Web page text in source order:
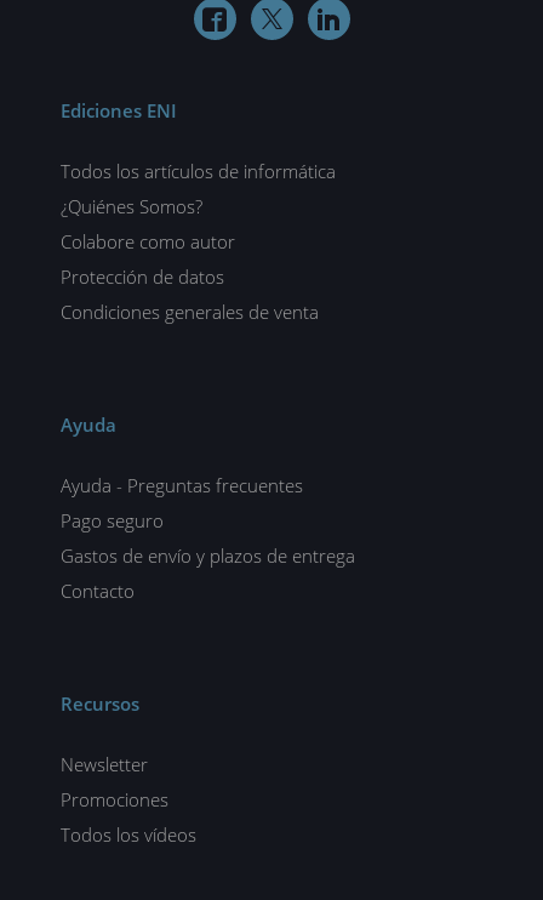
  
Ediciones ENI
Todos los artículos de informática
¿Quiénes Somos?
Colabore como autor
Protección de datos
Condiciones generales de venta
Ayuda
Ayuda - Preguntas frecuentes
Pago seguro
Gastos de envío y plazos de entrega
Contacto
Recursos
Newsletter
Promociones
Todos los vídeos